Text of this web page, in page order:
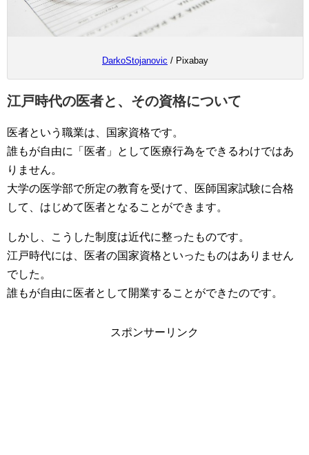
DarkoStojanovic / Pixabay
江戸時代の医者と、その資格について
医者という職業は、国家資格です。
誰もが自由に「医者」として医療行為をできるわけではあ
りません。
大学の医学部で所定の教育を受けて、医師国家試験に合格
して、はじめて医者となることができます。
しかし、こうした制度は近代に整ったものです。
江戸時代には、医者の国家資格といったものはありません
でした。
誰もが自由に医者として開業することができたのです。
スポンサーリンク